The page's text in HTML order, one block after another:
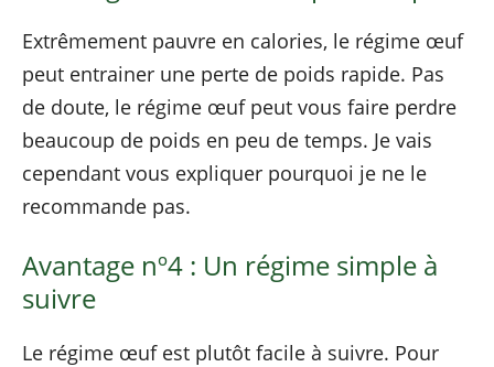
Extrêmement pauvre en calories, le régime œuf
peut entrainer une perte de poids rapide. Pas
de doute, le régime œuf peut vous faire perdre
beaucoup de poids en peu de temps. Je vais
cependant vous expliquer pourquoi je ne le
recommande pas.
Avantage nº4 : Un régime simple à
suivre
Le régime œuf est plutôt facile à suivre. Pour